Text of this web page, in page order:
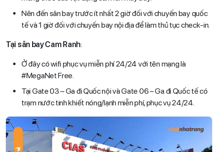
Nên đến sân bay trước ít nhất 2 giờ đối với chuyến bay quốc
tế và 1 giờ đối với chuyến bay nội địa để làm thủ tục check-in.
Tại sân bay Cam Ranh:
Ở đây có wifi phục vụ miễn phí 24/24 với tên mạng là
#MegaNet Free.
Tại Gate 03 – Ga đi Quốc nội và Gate 06 – Ga đi Quốc tế có
trạm nước tinh khiết nóng/lạnh miễn phí, phục vụ 24/24.